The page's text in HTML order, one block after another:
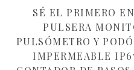
SÉ EL PRIMERO
PULSERA
PULSÓMETRO Y
IMPERMEABLE